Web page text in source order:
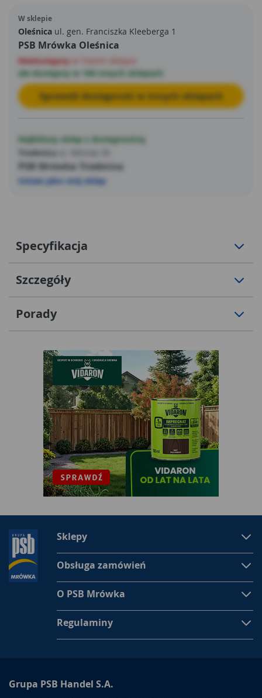
najwyższą jakością wykonania i niezawodnymi
materiałami. Produkt nie tylko pozwala na pieczenie
fantastycznych wypieków, ale pozostaje przy tym łatwy
w czyszczeniu.
W sklepie
Oleśnica ul. gen. Franciszka Kleeberga 1
PSB Mrówka Oleśnica
Niedostępny
ale dostępny w 166 innych sklepach
Sprawdź dostępność w innych sklepach
Najbliższy sklep z dostępnością
Trzebnica
PSB Mrówka Trzebnica
Ustaw jako mój sklep
Specyfikacja
Szczegóły
Porady
Sklepy
Obsługa zamówień
O PSB Mrówka
Regulaminy
Grupa PSB Handel S.A.